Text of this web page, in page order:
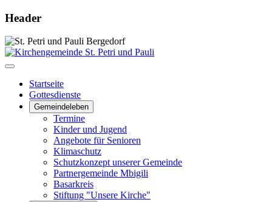
Header
Startseite
Gottesdienste
Gemeindeleben
Termine
Kinder und Jugend
Angebote für Senioren
Klimaschutz
Schutzkonzept unserer Gemeinde
Partnergemeinde Mbigili
Basarkreis
Stiftung "Unsere Kirche"